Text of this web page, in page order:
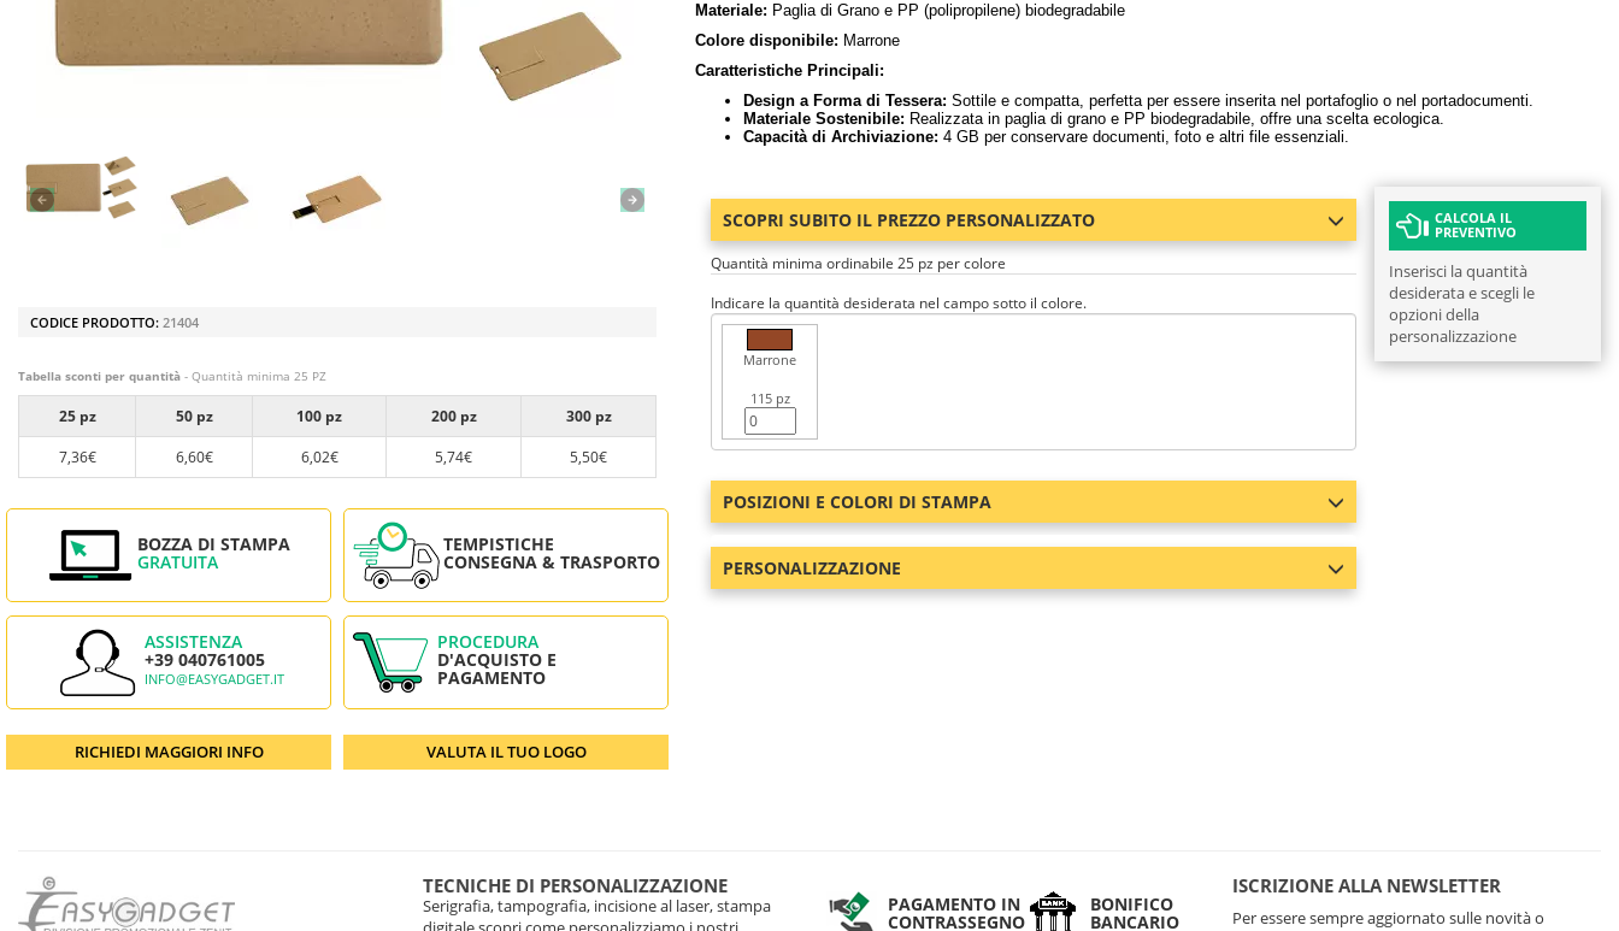
CODICE PRODOTTO: 21404
Tabella sconti per quantità - Quantità minima 25 PZ
25 pz 50 pz 100 pz 200 pz
300 pz
7,36€
6,60€ 6,02€ 5,74€ 5,50€
BOZZA DI STAMPA
GRATUITA
TEMPISTICHE
CONSEGNA & TRASPORTO
ASSISTENZA
+39 040761005
INFO@EASYGADGET.IT
PROCEDURA
D'ACQUISTO E
PAGAMENTO
RICHIEDI MAGGIORI INFO VALUTA IL TUO LOGO
Materiale: Paglia di Grano e PP (polipropilene) biodegradabile
Colore disponibile: Marrone
Caratteristiche Principali:
Design a Forma di Tessera: Sottile e compatta, perfetta per essere inserita nel portafoglio o nel portadocumenti.
Materiale Sostenibile: Realizzata in paglia di grano e PP biodegradabile, offre una scelta ecologica.
Capacità di Archiviazione: 4 GB per conservare documenti, foto e altri file essenziali.
SCOPRI SUBITO IL PREZZO PERSONALIZZATO
Quantità minima ordinabile 25 pz per colore
Indicare la quantità desiderata nel campo sotto il colore.
Marrone
115 pz
POSIZIONI E COLORI DI STAMPA
PERSONALIZZAZIONE
CALCOLA IL
PREVENTIVO
Inserisci la quantità
desiderata e scegli le
opzioni della
personalizzazione
TECNICHE DI PERSONALIZZAZIONE
Serigrafia, tampografia, incisione al laser, stampa
PAGAMENTO IN
CONTRASSEGNO
BONIFICO
BANCARIO
ISCRIZIONE ALLA NEWSLETTER
Per essere sempre aggiornato sulle novità o